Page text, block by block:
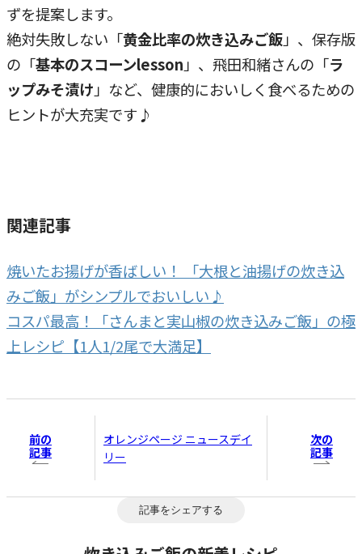
ずを提案します。
絶対失敗しない「黄金比率の炊き込みご飯」、保存版
の「基本のスコーンlesson 」、飛田和緒さんの「ラ
ップみそ漬け 」など、健康的においしく食べるための
ヒントが大充実です♪
関連記事
焼いたお揚げが香ばしい！ 「大根と油揚げの炊き込
みご飯」がシンプルでおいしい♪
コスパ最高！「さんまと実山椒の炊き込みご飯」の極
上レシピ【1人1/2尾で大満足】
前の
記事
オレンジページ ニュースデイ
リー
次の
記事
記事をシェアする